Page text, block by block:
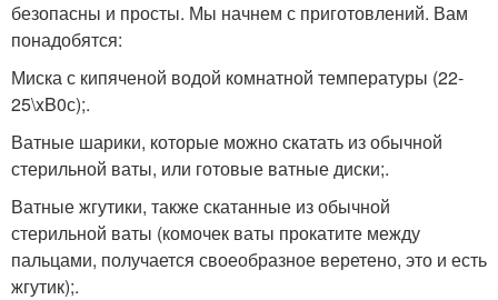
безопасны и просты. Мы начнем с приготовлений. Вам
понадобятся:
Миска с кипяченой водой комнатной температуры (22-
25\xB0с);.
Ватные шарики, которые можно скатать из обычной
стерильной ваты, или готовые ватные диски;.
Ватные жгутики, также скатанные из обычной
стерильной ваты (комочек ваты прокатите между
пальцами, получается своеобразное веретено, это и есть
жгутик);.